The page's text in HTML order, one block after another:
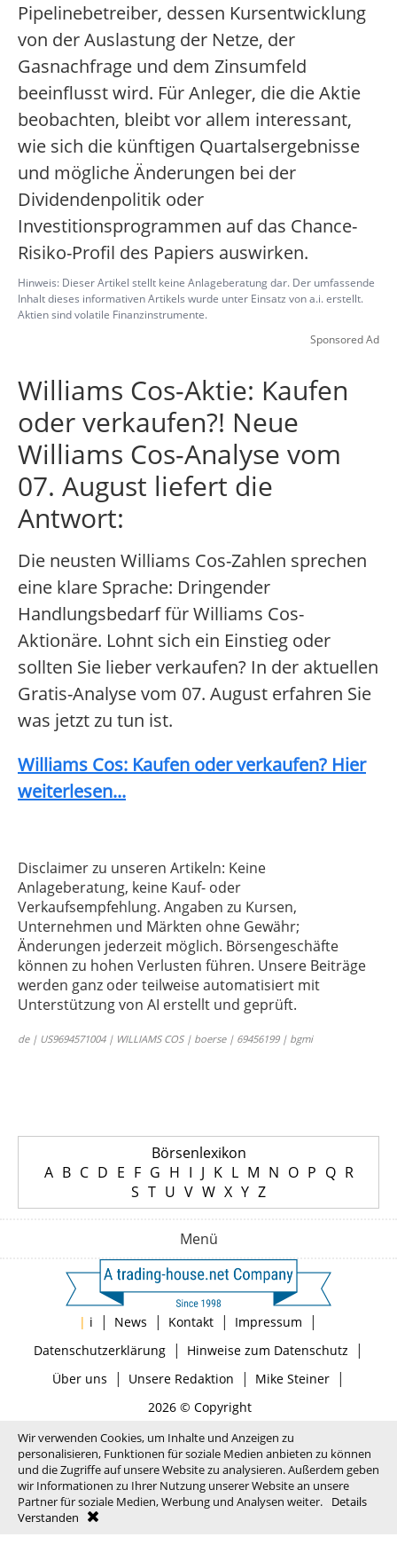
Pipelinebetreiber, dessen Kursentwicklung
von der Auslastung der Netze, der
Gasnachfrage und dem Zinsumfeld
beeinflusst wird. Für Anleger, die die Aktie
beobachten, bleibt vor allem interessant,
wie sich die künftigen Quartalsergebnisse
und mögliche Änderungen bei der
Dividendenpolitik oder
Investitionsprogrammen auf das Chance-
Risiko-Profil des Papiers auswirken.
Hinweis: Dieser Artikel stellt keine Anlageberatung dar. Der umfassende
Inhalt dieses informativen Artikels wurde unter Einsatz von a.i. erstellt.
Aktien sind volatile Finanzinstrumente.
Sponsored Ad
Williams Cos-Aktie: Kaufen
oder verkaufen?! Neue
Williams Cos-Analyse vom
07. August liefert die
Antwort:
Die neusten Williams Cos-Zahlen sprechen
eine klare Sprache: Dringender
Handlungsbedarf für Williams Cos-
Aktionäre. Lohnt sich ein Einstieg oder
sollten Sie lieber verkaufen? In der aktuellen
Gratis-Analyse vom 07. August erfahren Sie
was jetzt zu tun ist.
Williams Cos: Kaufen oder verkaufen? Hier
weiterlesen...
Disclaimer zu unseren Artikeln: Keine
Anlageberatung, keine Kauf- oder
Verkaufsempfehlung. Angaben zu Kursen,
Unternehmen und Märkten ohne Gewähr;
Änderungen jederzeit möglich. Börsengeschäfte
können zu hohen Verlusten führen. Unsere Beiträge
werden ganz oder teilweise automatisiert mit
Unterstützung von AI erstellt und geprüft.
de | US9694571004 | WILLIAMS COS | boerse | 69456199 | bgmi
Börsenlexikon
A B C D E F G H I J K L M N O P Q R
S T U V W X Y Z
Menü
| i | News | Kontakt | Impressum |
Datenschutzerklärung| Hinweise zum Datenschutz |
Über uns | Unsere Redaktion | Mike Steiner|
2026 © Copyright
Wir verwenden Cookies, um Inhalte und Anzeigen zu
personalisieren, Funktionen für soziale Medien anbieten zu können
und die Zugriffe auf unsere Website zu analysieren. Außerdem geben
wir Informationen zu Ihrer Nutzung unserer Website an unsere
Partner für soziale Medien, Werbung und Analysen weiter.
Details
Verstanden